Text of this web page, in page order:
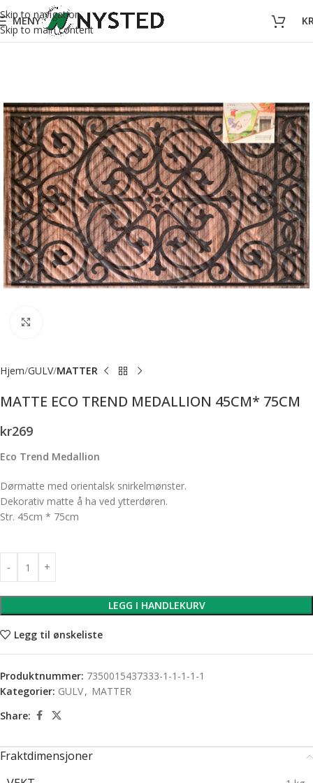
Skip to navigation
Skip to main content
MENY
Hjem GULV MATTER
MATTE ECO TREND MEDALLION 45CM* 75CM
kr269
Eco Trend Medallion
Dørmatte med orientalsk snirkelmønster.
Dekorativ matte å ha ved ytterdøren.
Str. 45cm * 75cm
LEGG I HANDLEKURV
Legg til ønskeliste
Produktnummer: 7350015437333-1-1-1-1-1
Kategorier: GULV, MATTER
Share:
Fraktdimensjoner